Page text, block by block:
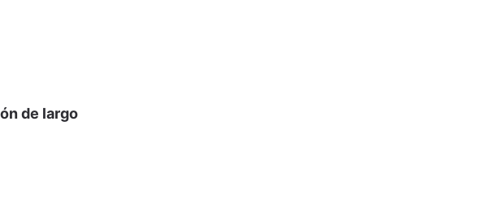
de largo